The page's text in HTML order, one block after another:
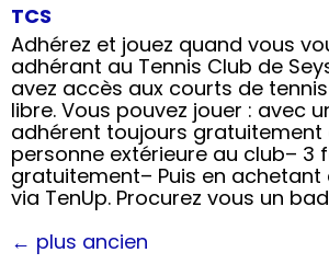
TCS
Adhérez et jouez quand vous
adhérant au Tennis Club de
avez accès aux courts de
libre. Vous pouvez jouer : avec
adhérent toujours gratuitement
personne extérieure au club– 3
gratuitement– Puis en achetant
via TenUp. Procurez vous un
← plus ancien